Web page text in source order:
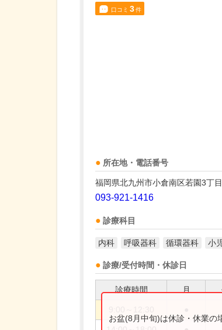
口コミ 3件
所在地・電話番号
福岡県北九州市小倉南区若園3丁
093-921-1416
診療科目
内科 呼吸器科 循環器科 小
診療/受付時間・休診日
診療時間 月
お盆(8月中旬)は休診・休業の